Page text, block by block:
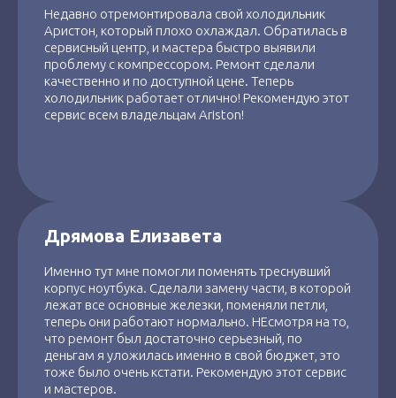
Недавно отремонтировала свой холодильник
Аристон, который плохо охлаждал. Обратилась в
сервисный центр, и мастера быстро выявили
проблему с компрессором. Ремонт сделали
качественно и по доступной цене. Теперь
холодильник работает отлично! Рекомендую этот
сервис всем владельцам Ariston!
Дрямова Елизавета
Именно тут мне помогли поменять треснувший
корпус ноутбука. Сделали замену части, в которой
лежат все основные железки, поменяли петли,
теперь они работают нормально. НЕсмотря на то,
что ремонт был достаточно серьезный, по
деньгам я уложилась именно в свой бюджет, это
тоже было очень кстати. Рекомендую этот сервис
и мастеров.